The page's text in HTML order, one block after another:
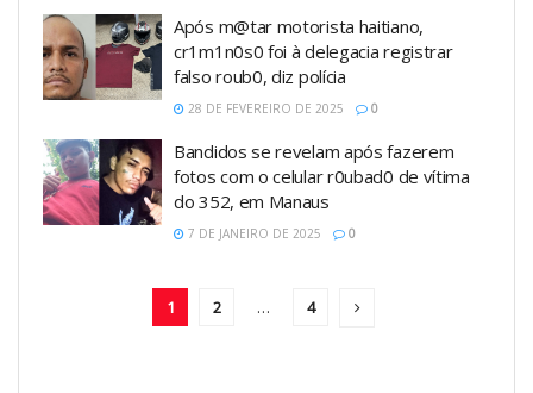
Após m@tar motorista haitiano,
cr1m1n0s0 foi à delegacia registrar
falso roub0, diz polícia
28 DE FEVEREIRO DE 2025 0
Bandidos se revelam após fazerem
fotos com o celular r0ubad0 de vítima
do 352, em Manaus
7 DE JANEIRO DE 2025 0
1 2 … 4